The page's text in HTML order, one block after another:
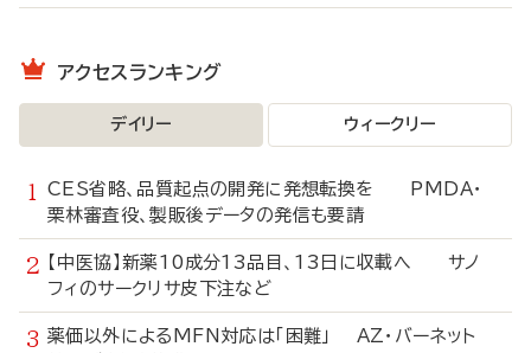
アクセスランキング
デイリー ウィークリー
CES省略、品質起点の開発に発想転換を PMDA・
栗林審査役、製販後データの発信も要請
【中医協】新薬10成分13品目、13日に収載へ サノ
フィのサークリサ皮下注など
薬価以外によるMFN対応は「困難」 AZ・バーネット